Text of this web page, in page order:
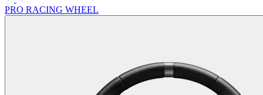
PRO RACING WHEEL